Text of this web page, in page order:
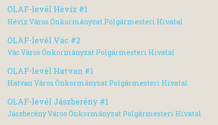
OLAF-levél Hévíz #1
Hévíz Város Önkormányzat Polgármesteri Hivatal
OLAF-levél Vác #2
Vác Város Önkormányzat Polgármesteri Hivatal
OLAF-levél Hatvan #1
Hatvan Város Önkormányzat Polgármesteri Hivatal
OLAF-levél Jászberény #1
Jászberény Város Önkormányzat Polgármesteri Hivatal